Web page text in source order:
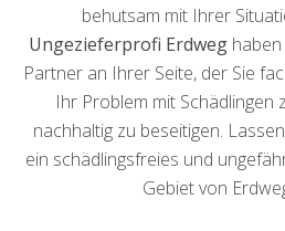
behutsam mit Ihrer
Ungezieferprofi Erdweghaben
Partner an Ihrer Seite, der Sie
Ihr Problem mit Schädlingen
nachhaltig zu beseitigen.
ein schädlingsfreies und
Gebiet von